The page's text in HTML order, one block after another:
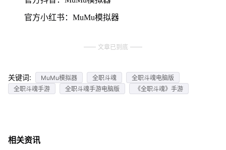
官方小红书：MuMu模拟器
文章已到底
关键词: MuMu模拟器 全职斗魂
全职斗魂电脑版
全职斗魂手游
全职斗魂手游电脑版 《全职斗魂》手游
相关资讯